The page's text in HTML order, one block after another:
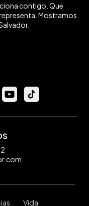
contigo. Que
Mostramos
Vida